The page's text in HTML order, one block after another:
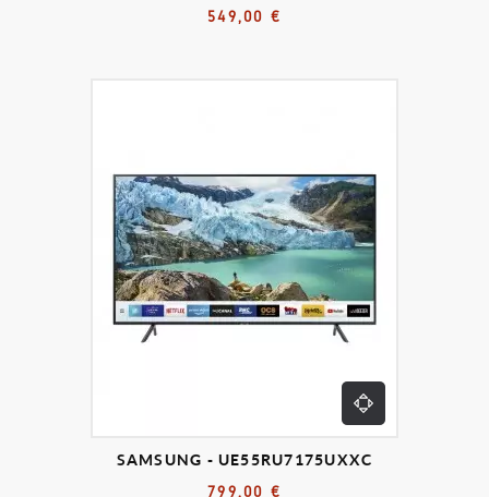
549,00 €
SAMSUNG - UE55RU7175UXXC
799,00 €